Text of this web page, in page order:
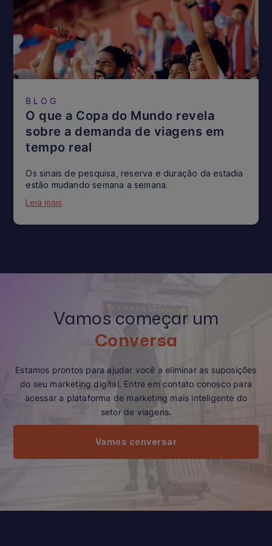
BLOG
O que a Copa do Mundo revela
sobre a demanda de viagens em
tempo real
Os sinais de pesquisa, reserva e duração da estadia
estão mudando semana a semana.
Leia mais
Vamos começar um
Conversa
Estamos prontos para ajudar você a eliminar as suposições
do seu marketing digital. Entre em contato conosco para
acessar a plataforma de marketing mais inteligente do
setor de viagens.
Vamos conversar